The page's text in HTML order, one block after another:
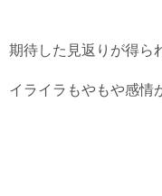
期待した見返りが得ら
イライラもやもや感情